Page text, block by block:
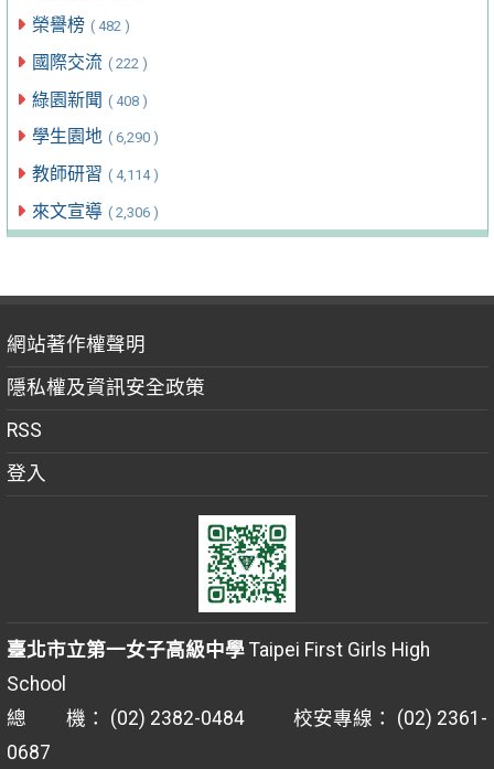
榮譽榜 ( 482 )
國際交流 ( 222 )
綠園新聞 ( 408 )
學生園地 ( 6,290 )
教師研習 ( 4,114 )
來文宣導 ( 2,306 )
網站著作權聲明
隱私權及資訊安全政策
RSS
登入
臺北市立第一女子高級中學Taipei First Girls High
School
總 機： (02) 2382-0484 校安專線： (02) 2361-
0687